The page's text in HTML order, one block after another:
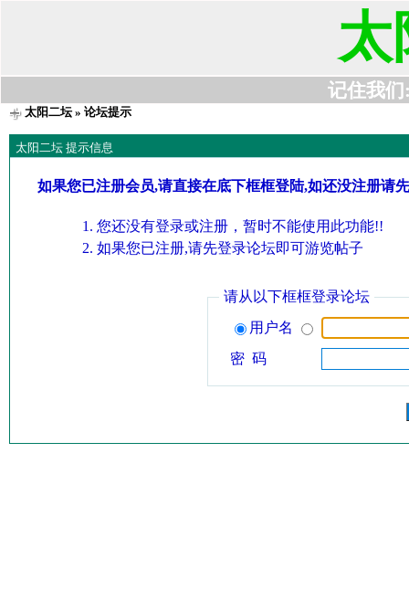
太
记住我们
太阳二坛» 论坛提示
太阳二坛 提示信息
如果您已注册会员,请直接在底下框框登陆,如还没注册请
您还没有登录或注册，暂时不能使用此功能!!
如果您已注册,请先登录论坛即可游览帖子
请从以下框框登录论坛
用户名
密 码